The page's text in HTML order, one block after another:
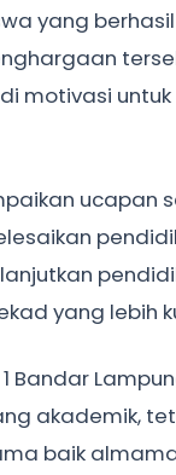
yang
motivasi
ucapan
yang lebih
1 Bandar
akademik,
baik